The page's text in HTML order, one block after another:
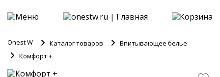
Onest W Каталог товаров
Впитывающее белье
Комфорт +